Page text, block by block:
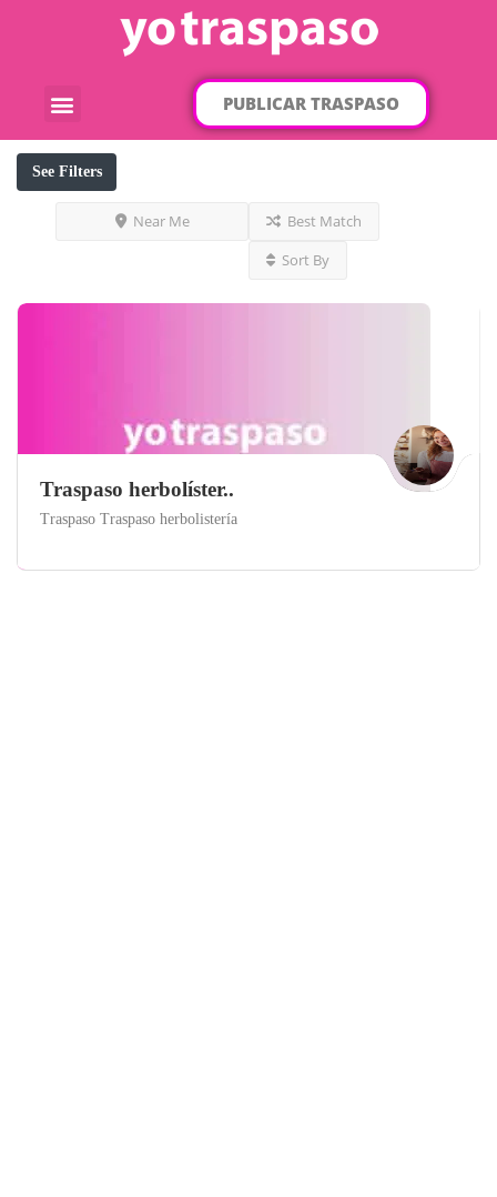
PUBLICAR TRASPASO
See Filters
Near Me
Best Match
Sort By
Traspaso herbolíster..
Traspaso Traspaso herbolistería